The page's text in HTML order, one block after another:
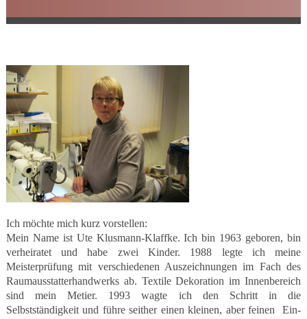
Ich möchte mich kurz vorstellen:
Mein Name ist Ute Klusmann-Klaffke. Ich bin 1963 geboren, bin
verheiratet und habe zwei Kinder. 1988 legte ich meine
Meisterprüfung mit verschiedenen Auszeichnungen im Fach des
Raumausstatterhandwerks ab. Textile Dekoration im Innenbereich
sind mein Metier. 1993 wagte ich den Schritt in die
Selbstständigkeit und führe seither einen kleinen, aber feinen Ein-